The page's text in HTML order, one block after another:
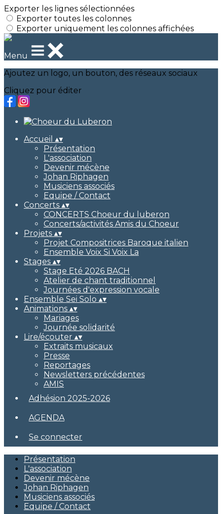
Exporter les lignes sélectionnées
Exporter toutes les colonnes
Exporter uniquement les colonnes affichées
Menu
Ajoutez un logo, un bouton, des réseaux sociaux
Cliquez pour éditer
Accueil ▴▾
Présentation
L'association
Devenir mécène
Johan Riphagen
Musiciens associés
Equipe / Contact
Concerts ▴▾
CONCERTS Choeur du luberon
Concerts/activités Amis du Choeur
Projets ▴▾
Projet Compositrices Baroque italien
Ensemble Voix Si Voix La
Stages ▴▾
Stage Eté 2026 BACH
Atelier de chant traditionnel
Journées d'expression vocale
Ensemble Sei Solo ▴▾
Animations ▴▾
Mariages
Journée solidarité
Lire/écouter ▴▾
Extraits musicaux
Presse
Reportages
Newsletters précédentes
AMIS
Adhésion 2025-2026
AGENDA
Se connecter
Présentation
L'association
Devenir mécène
Johan Riphagen
Musiciens associés
Equipe / Contact